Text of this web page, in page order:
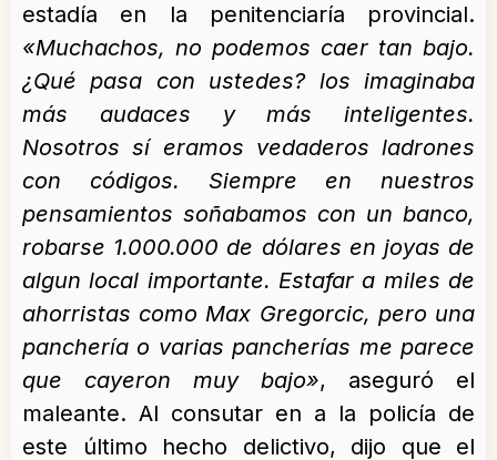
estadía en la penitenciaría provincial.
«Muchachos, no podemos caer tan bajo.
¿Qué pasa con ustedes? los imaginaba
más audaces y más inteligentes.
Nosotros sí eramos vedaderos ladrones
con códigos. Siempre en nuestros
pensamientos soñabamos con un banco,
robarse 1.000.000 de dólares en joyas de
algun local importante. Estafar a miles de
ahorristas como Max Gregorcic, pero una
panchería o varias pancherías me parece
que cayeron muy bajo», aseguró el
maleante. Al consutar en a la policía de
este último hecho delictivo, dijo que el